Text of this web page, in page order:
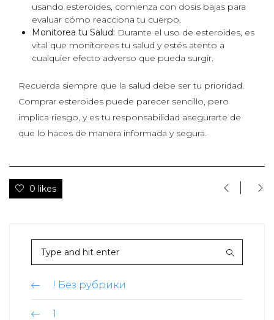
usando esteroides, comienza con dosis bajas para
evaluar cómo reacciona tu cuerpo.
Monitorea tu Salud: Durante el uso de esteroides, es
vital que monitorees tu salud y estés atento a
cualquier efecto adverso que pueda surgir.
Recuerda siempre que la salud debe ser tu prioridad.
Comprar esteroides puede parecer sencillo, pero
implica riesgo, y es tu responsabilidad asegurarte de
que lo haces de manera informada y segura.
0 likes
! Без рубрики
1